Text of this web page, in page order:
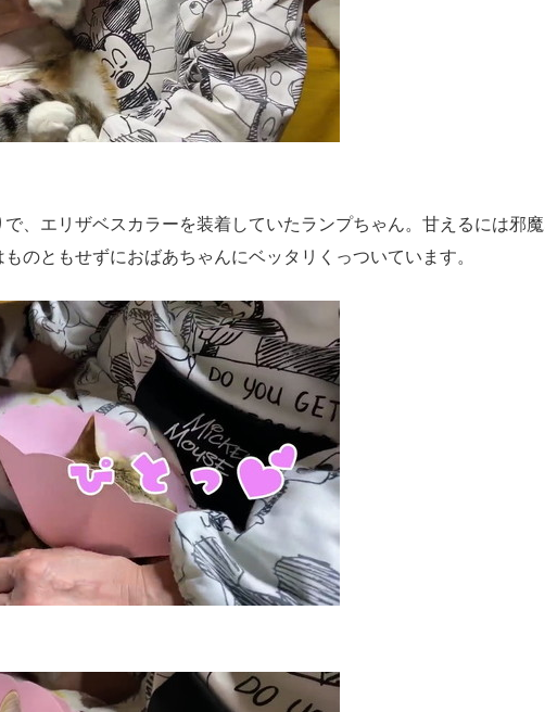
、エリザベスカラーを装着していたランプちゃん。甘えるには邪魔
のともせずにおばあちゃんにベッタリくっついています。